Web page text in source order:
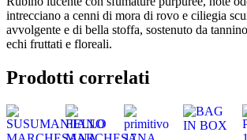
intrecciano a cenni di mora di rovo e ciliegia
avvolgente e di bella stoffa, sostenuto da
echi fruttati e floreali.
Prodotti correlati